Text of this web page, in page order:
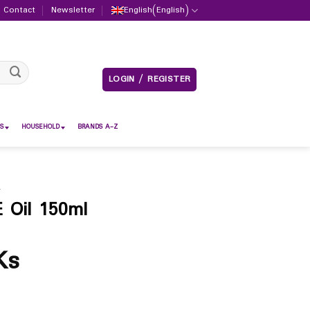
Contact Newsletter English(English)
LOGIN / REGISTER
HOUSEHOLD BRANDS A-Z
Oil 150ml